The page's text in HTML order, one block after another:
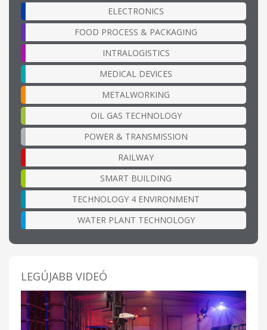
ELECTRONICS
FOOD PROCESS & PACKAGING
INTRALOGISTICS
MEDICAL DEVICES
METALWORKING
OIL GAS TECHNOLOGY
POWER & TRANSMISSION
RAILWAY
SMART BUILDING
TECHNOLOGY 4 ENVIRONMENT
WATER PLANT TECHNOLOGY
LEGÚJABB VIDEÓ